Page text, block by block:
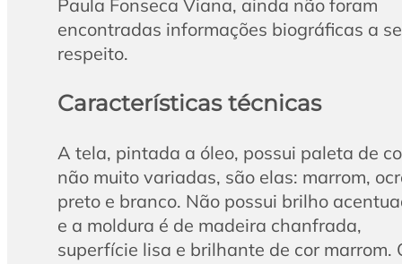
Paula Fonseca Viana, ainda não foram
encontradas informações biográficas a
respeito.
Características técnicas
A tela, pintada a óleo, possui paleta de
não muito variadas, são elas: marrom,
preto e branco. Não possui brilho
e a moldura é de madeira chanfrada,
superfície lisa e brilhante de cor marrom.